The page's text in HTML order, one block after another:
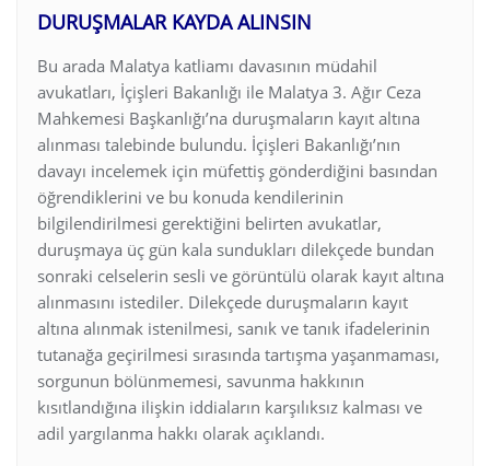
DURUŞMALAR KAYDA ALINSIN
Bu arada Malatya katliamı davasının müdahil
avukatları, İçişleri Bakanlığı ile Malatya 3. Ağır Ceza
Mahkemesi Başkanlığı’na duruşmaların kayıt altına
alınması talebinde bulundu. İçişleri Bakanlığı’nın
davayı incelemek için müfettiş gönderdiğini basından
öğrendiklerini ve bu konuda kendilerinin
bilgilendirilmesi gerektiğini belirten avukatlar,
duruşmaya üç gün kala sundukları dilekçede bundan
sonraki celselerin sesli ve görüntülü olarak kayıt altına
alınmasını istediler. Dilekçede duruşmaların kayıt
altına alınmak istenilmesi, sanık ve tanık ifadelerinin
tutanağa geçirilmesi sırasında tartışma yaşanmaması,
sorgunun bölünmemesi, savunma hakkının
kısıtlandığına ilişkin iddiaların karşılıksız kalması ve
adil yargılanma hakkı olarak açıklandı.